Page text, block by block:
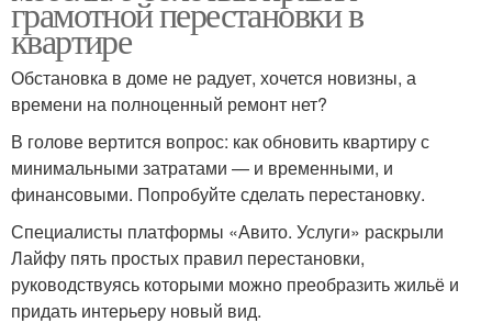
грамотной перестановки в
квартире
Обстановка в доме не радует, хочется новизны, а
времени на полноценный ремонт нет?
В голове вертится вопрос: как обновить квартиру с
минимальными затратами — и временными, и
финансовыми. Попробуйте сделать перестановку.
Специалисты платформы «Авито. Услуги» раскрыли
Лайфу пять простых правил перестановки,
руководствуясь которыми можно преобразить жильё и
придать интерьеру новый вид.